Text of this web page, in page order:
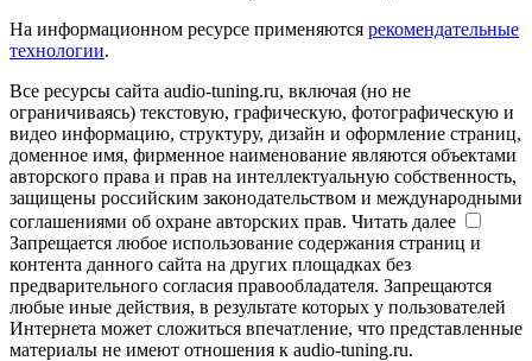
На информационном ресурсе применяются рекомендательные
технологии.
Все ресурсы сайта audio-tuning.ru, включая (но не
ограничиваясь) текстовую, графическую, фотографическую и
видео информацию, структуру, дизайн и оформление страниц,
доменное имя, фирменное наименование являются объектами
авторского права и прав на интеллектуальную собственность,
защищены российским законодательством и международными
соглашениями об охране авторских прав. Читать далее
Запрещается любое использование содержания страниц и
контента данного сайта на других площадках без
предварительного согласия правообладателя. Запрещаются
любые иные действия, в результате которых у пользователей
Интернета может сложиться впечатление, что представленные
материалы не имеют отношения к audio-tuning.ru.